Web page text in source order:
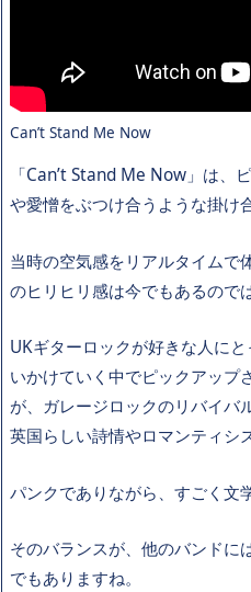
Can’t Stand Me Now
「Can’t Stand Me Now」は、
や愛憎をぶつけ合うような掛け
当時の空気感をリアルタイムで
のヒリヒリ感は今でもあるので
UKギターロックが好きな人に
いかけていく中でピックアップ
が、ガレージロックのリバイバ
英国らしい詩情やロマンティシ
パンクでありながら、すごく文
そのバランスが、他のバンドに
でもありますね。